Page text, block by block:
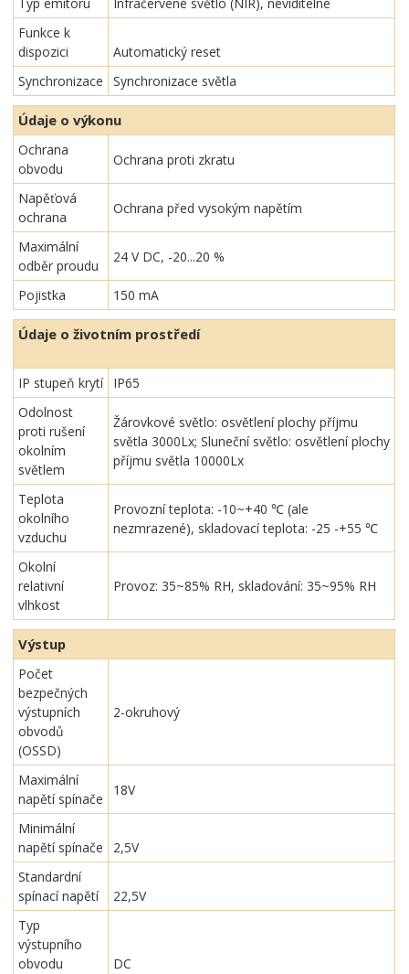
Funkce k
dispozici
Automatický reset
Synchronizace
Synchronizace světla
Údaje o výkonu
Ochrana
obvodu
Ochrana proti zkratu
Napěťová
ochrana
Ochrana před vysokým napětím
Maximální
odběr proudu
24 V DC, -20...20 %
Pojistka 150 mA
Údaje o životním prostředí
IP stupeň krytí
IP65
Odolnost
proti rušení
okolním
světlem
Žárovkové světlo: osvětlení plochy příjmu
světla 3000Lx; Sluneční světlo: osvětlení plochy
příjmu světla 10000Lx
Teplota
okolního
vzduchu
Provozní teplota: -10~+40 ℃ (ale
nezmrazené), skladovací teplota: -25 -+55 ℃
Okolní
relativní
vlhkost
Provoz: 35~85% RH, skladování: 35~95% RH
Výstup
Počet
bezpečných
výstupních
obvodů
(OSSD)
2-okruhový
Maximální
napětí spínače
18V
Minimální
napětí spínače
2,5V
Standardní
spínací napětí
22,5V
Typ
výstupního
obvodu
DC